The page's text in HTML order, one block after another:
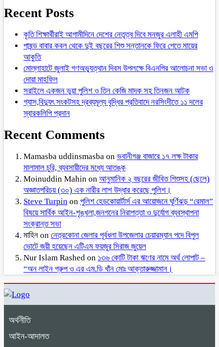
Recent Posts
কৃতি শিক্ষার্থীরাই আগামীদিনে দেশের নেতৃত্ব দিবে মনজুর এলাহী এমপি
পাষন্ড বাবার কবল থেকে দুই বছরের শিশু সন্তানকে ফিরে পেতে মায়ের
আকুতি
মোল্লাহাটে জুলাই গণঅভ্যুত্থান দিবস উপলক্ষে বিএনপির আলোচনা সভা ও
দোয়া মাহফিল
সরাইলে একজন ভুয়া পুলিশ ও তিন কেজি মাদক সহ তিনজন আটক
গ্যাস,বিদ্যুৎ সংকটসহ দ্রব্যমূল্য বৃদ্ধির প্রতিবাদে নরসিংদীতে ১১ দলের
স্বারকলিপি প্রদান
Recent Comments
Mamasba uddinsmasba on ভবানীগঞ্জ বাজারে ১৭ লক্ষ টাকার
মালামাল চুরি, ব্যবসায়ীদের মধ্যে আতঙ্ক
Moinuddin Mahin on আনুমানিক ২ বছরের জীবিত শিশুসহ (ছেলে)
অজ্ঞাতপরিচয় (৩০) এক নারীর লাশ উদ্ধার করেছে পুলিশ।
Steve Turpin on পুলিশ হেডকোয়ার্টার্স এর আয়োজনে ঘূর্ণিঝড় “রেমাল”
বিষয়ে সার্বিক আইন-শৃঙ্খলা,জনগনের নিরাপত্তা ও দুর্যোগ ব্যবস্থাপনা
সংক্রান্ত সভা
মাহিন on নেত্রকোনা জেলার পূর্বধলা উপজেলার চেয়ারম্যান পদে বিপুল
ভোটে জয়ী হয়েছেন এটিএম ফয়জুর সিরাজ জুয়েল
Nur Islam Rashed on ১৩৬ কোটি টাকা ঋণের নামে অর্থ লোপাট –
“অন লাইন গ্রুপ ও এর এম.ডি খাঁন মোঃ আক্তারুজ্জামান।
অর্থনীতি
আইন-আদালত